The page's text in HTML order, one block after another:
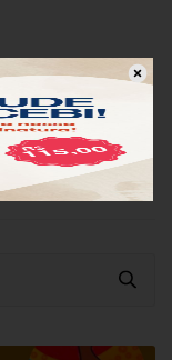
Igreja
Brasil,